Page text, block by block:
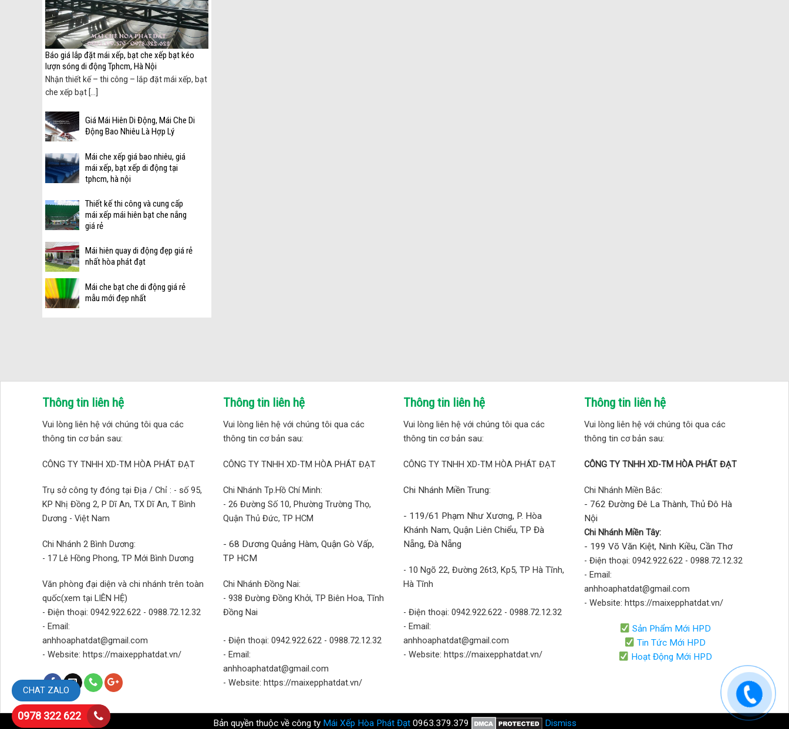
Báo giá lắp đặt mái xếp, bạt che xếp bạt kéo
lượn sóng di động Tphcm, Hà Nội
Nhận thiết kế – thi công – lắp đặt mái xếp, bạt
che xếp bạt [...]
Giá Mái Hiên Di Động, Mái Che Di
Động Bao Nhiêu Là Hợp Lý
Mái che xếp giá bao nhiêu, giá
mái xếp, bạt xếp di động tại
tphcm, hà nội
Thiết kế thi công và cung cấp
mái xếp mái hiên bạt che nắng
giá rẻ
Mái hiên quay di động đẹp giá rẻ
nhất hòa phát đạt
Mái che bạt che di động giá rẻ
mẫu mới đẹp nhất
Thông tin liên hệ
Vui lòng liên hệ với chúng tôi qua các
thông tin cơ bản sau:
CÔNG TY TNHH XD-TM HÒA PHÁT ĐẠT
Trụ sở công ty đóng tại Địa / Chỉ : - số 95,
KP Nhị Đồng 2, P Dĩ An, TX Dĩ An, T Bình
Dương - Việt Nam
Chi Nhánh 2 Bình Dương:
- 17 Lê Hồng Phong, TP Mới Bình Dương
Văn phòng đại diện và chi nhánh trên toàn
quốc(xem tại LIÊN HỆ)
- Điện thoại: 0942.922.622 - 0988.72.12.32
- Email:
anhhoaphatdat@gmail.com
- Website: https://maixepphatdat.vn/
Thông tin liên hệ
Vui lòng liên hệ với chúng tôi qua các
thông tin cơ bản sau:
CÔNG TY TNHH XD-TM HÒA PHÁT ĐẠT
Chi Nhánh Tp.Hồ Chí Minh:
- 26 Đường Số 10, Phường Trường Thọ,
Quận Thủ Đức, TP HCM
- 68 Dương Quảng Hàm, Quận Gò Vấp,
TP HCM
Chi Nhánh Đồng Nai:
- 938 Đường Đồng Khởi, TP Biên Hoa, Tĩnh
Đồng Nai
- Điện thoại: 0942.922.622 - 0988.72.12.32
- Email:
anhhoaphatdat@gmail.com
- Website: https://maixepphatdat.vn/
Thông tin liên hệ
Vui lòng liên hệ với chúng tôi qua các
thông tin cơ bản sau:
CÔNG TY TNHH XD-TM HÒA PHÁT ĐẠT
Chi Nhánh Miền Trung:
- 119/61 Phạm Như Xương, P. Hòa
Khánh Nam, Quận Liên Chiểu, TP Đà
Nẵng, Đà Nẵng
- 10 Ngõ 22, Đường 26t3, Kp5, TP Hà Tĩnh,
Hà Tĩnh
- Điện thoại: 0942.922.622 - 0988.72.12.32
- Email:
anhhoaphatdat@gmail.com
- Website: https://maixepphatdat.vn/
Thông tin liên hệ
Vui lòng liên hệ với chúng tôi qua các
thông tin cơ bản sau:
CÔNG TY TNHH XD-TM HÒA PHÁT ĐẠT
Chi Nhánh Miền Bắc:
- 762 Đường Đê La Thành, Thủ Đô Hà
Nội
Chi Nhánh Miền Tây:
- 199 Võ Văn Kiệt, Ninh Kiều, Cần Thơ
- Điện thoại: 0942.922.622 - 0988.72.12.32
- Email:
anhhoaphatdat@gmail.com
- Website: https://maixepphatdat.vn/
Sản Phẩm Mới HPD
Tin Tức Mới HPD
Hoạt Động Mới HPD
Bản quyền thuộc về công ty Mái Xếp Hòa Phát Đạt0963.379.379 Dismiss
CHAT ZALO
0978 322 622